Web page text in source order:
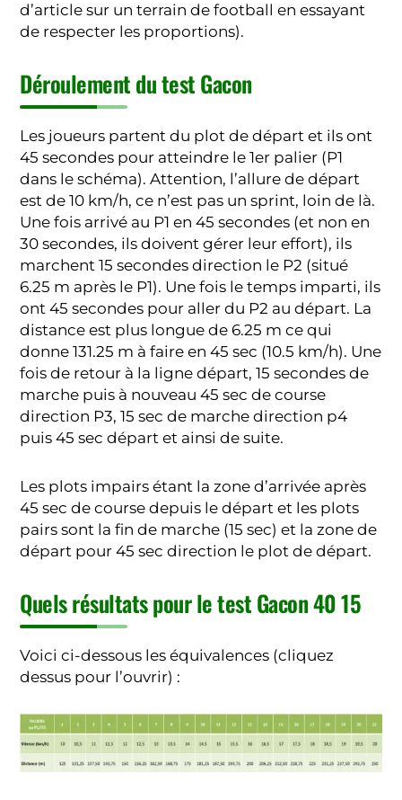
d’article sur un terrain de football en essayant
de respecter les proportions).
Déroulement du test Gacon
Les joueurs partent du plot de départ et ils ont
45 secondes pour atteindre le 1er palier (P1
dans le schéma). Attention, l’allure de départ
est de 10 km/h, ce n’est pas un sprint, loin de là.
Une fois arrivé au P1 en 45 secondes (et non en
30 secondes, ils doivent gérer leur effort), ils
marchent 15 secondes direction le P2 (situé
6.25 m après le P1). Une fois le temps imparti, ils
ont 45 secondes pour aller du P2 au départ. La
distance est plus longue de 6.25 m ce qui
donne 131.25 m à faire en 45 sec (10.5 km/h). Une
fois de retour à la ligne départ, 15 secondes de
marche puis à nouveau 45 sec de course
direction P3, 15 sec de marche direction p4
puis 45 sec départ et ainsi de suite.
Les plots impairs étant la zone d’arrivée après
45 sec de course depuis le départ et les plots
pairs sont la fin de marche (15 sec) et la zone de
départ pour 45 sec direction le plot de départ.
Quels résultats pour le test Gacon 40 15
Voici ci-dessous les équivalences (cliquez
dessus pour l’ouvrir) :